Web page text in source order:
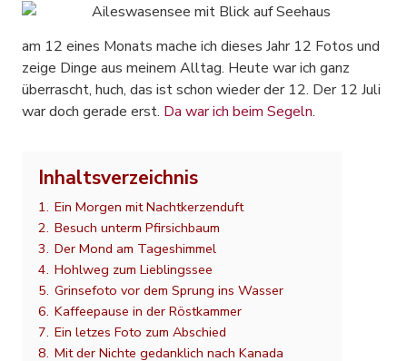
am 12 eines Monats mache ich dieses Jahr 12 Fotos und
zeige Dinge aus meinem Alltag. Heute war ich ganz
überrascht, huch, das ist schon wieder der 12. Der 12 Juli
war doch gerade erst. Da war ich beim Segeln.
Inhaltsverzeichnis
1. Ein Morgen mit Nachtkerzenduft
2. Besuch unterm Pfirsichbaum
3. Der Mond am Tageshimmel
4. Hohlweg zum Lieblingssee
5. Grinsefoto vor dem Sprung ins Wasser
6. Kaffeepause in der Röstkammer
7. Ein letzes Foto zum Abschied
8. Mit der Nichte gedanklich nach Kanada